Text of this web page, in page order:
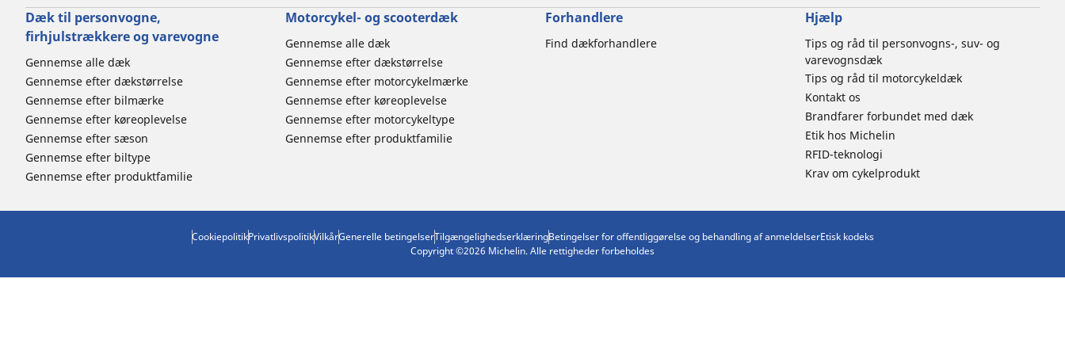
Dæk til personvogne,
firhjulstrækkere og varevogne
Gennemse alle dæk
Gennemse efter dækstørrelse
Gennemse efter bilmærke
Gennemse efter køreoplevelse
Gennemse efter sæson
Gennemse efter biltype
Gennemse efter produktfamilie
Motorcykel- og scooterdæk
Gennemse alle dæk
Gennemse efter dækstørrelse
Gennemse efter motorcykelmærke
Gennemse efter køreoplevelse
Gennemse efter motorcykeltype
Gennemse efter produktfamilie
Forhandlere
Find dækforhandlere
Hjælp
Tips og råd til personvogns-, suv- og
varevognsdæk
Tips og råd til motorcykeldæk
Kontakt os
Brandfarer forbundet med dæk
Etik hos Michelin
RFID-teknologi
Krav om cykelprodukt
CookiepolitikPrivatlivspolitikVilkårGenerelle betingelserTilgængelighedserklæringBetingelser for offentliggørelse og behandling af anmeldelserEtisk kodeks
Copyright ©2026 Michelin. Alle rettigheder forbeholdes